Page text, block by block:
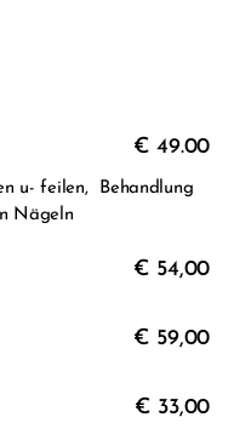
€ 49.00
u- feilen, Behandlung
Nägeln
€ 54,00
€ 59,00
€ 33,00